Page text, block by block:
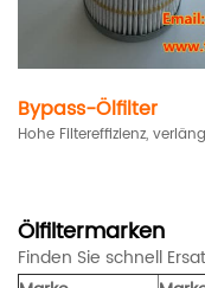
Bypass-Ölfilter
Hohe Filtereffizienz,
Ölfiltermarken
Finden Sie schnell